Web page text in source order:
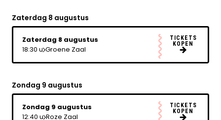
Zaterdag 8 augustus
Zaterdag 8 augustus
18:30 u Groene Zaal
TICKETS
KOPEN
Zondag 9 augustus
Zondag 9 augustus
12:40 u Roze Zaal
TICKETS
KOPEN